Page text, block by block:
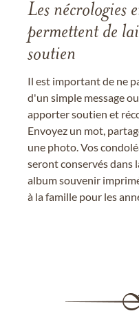
Les nécrologies
permettent de
soutien
Il est important de ne
d'un simple message
apporter soutien et
Envoyez un mot,
une photo. Vos
seront conservés dans
album souvenir
à la famille pour les